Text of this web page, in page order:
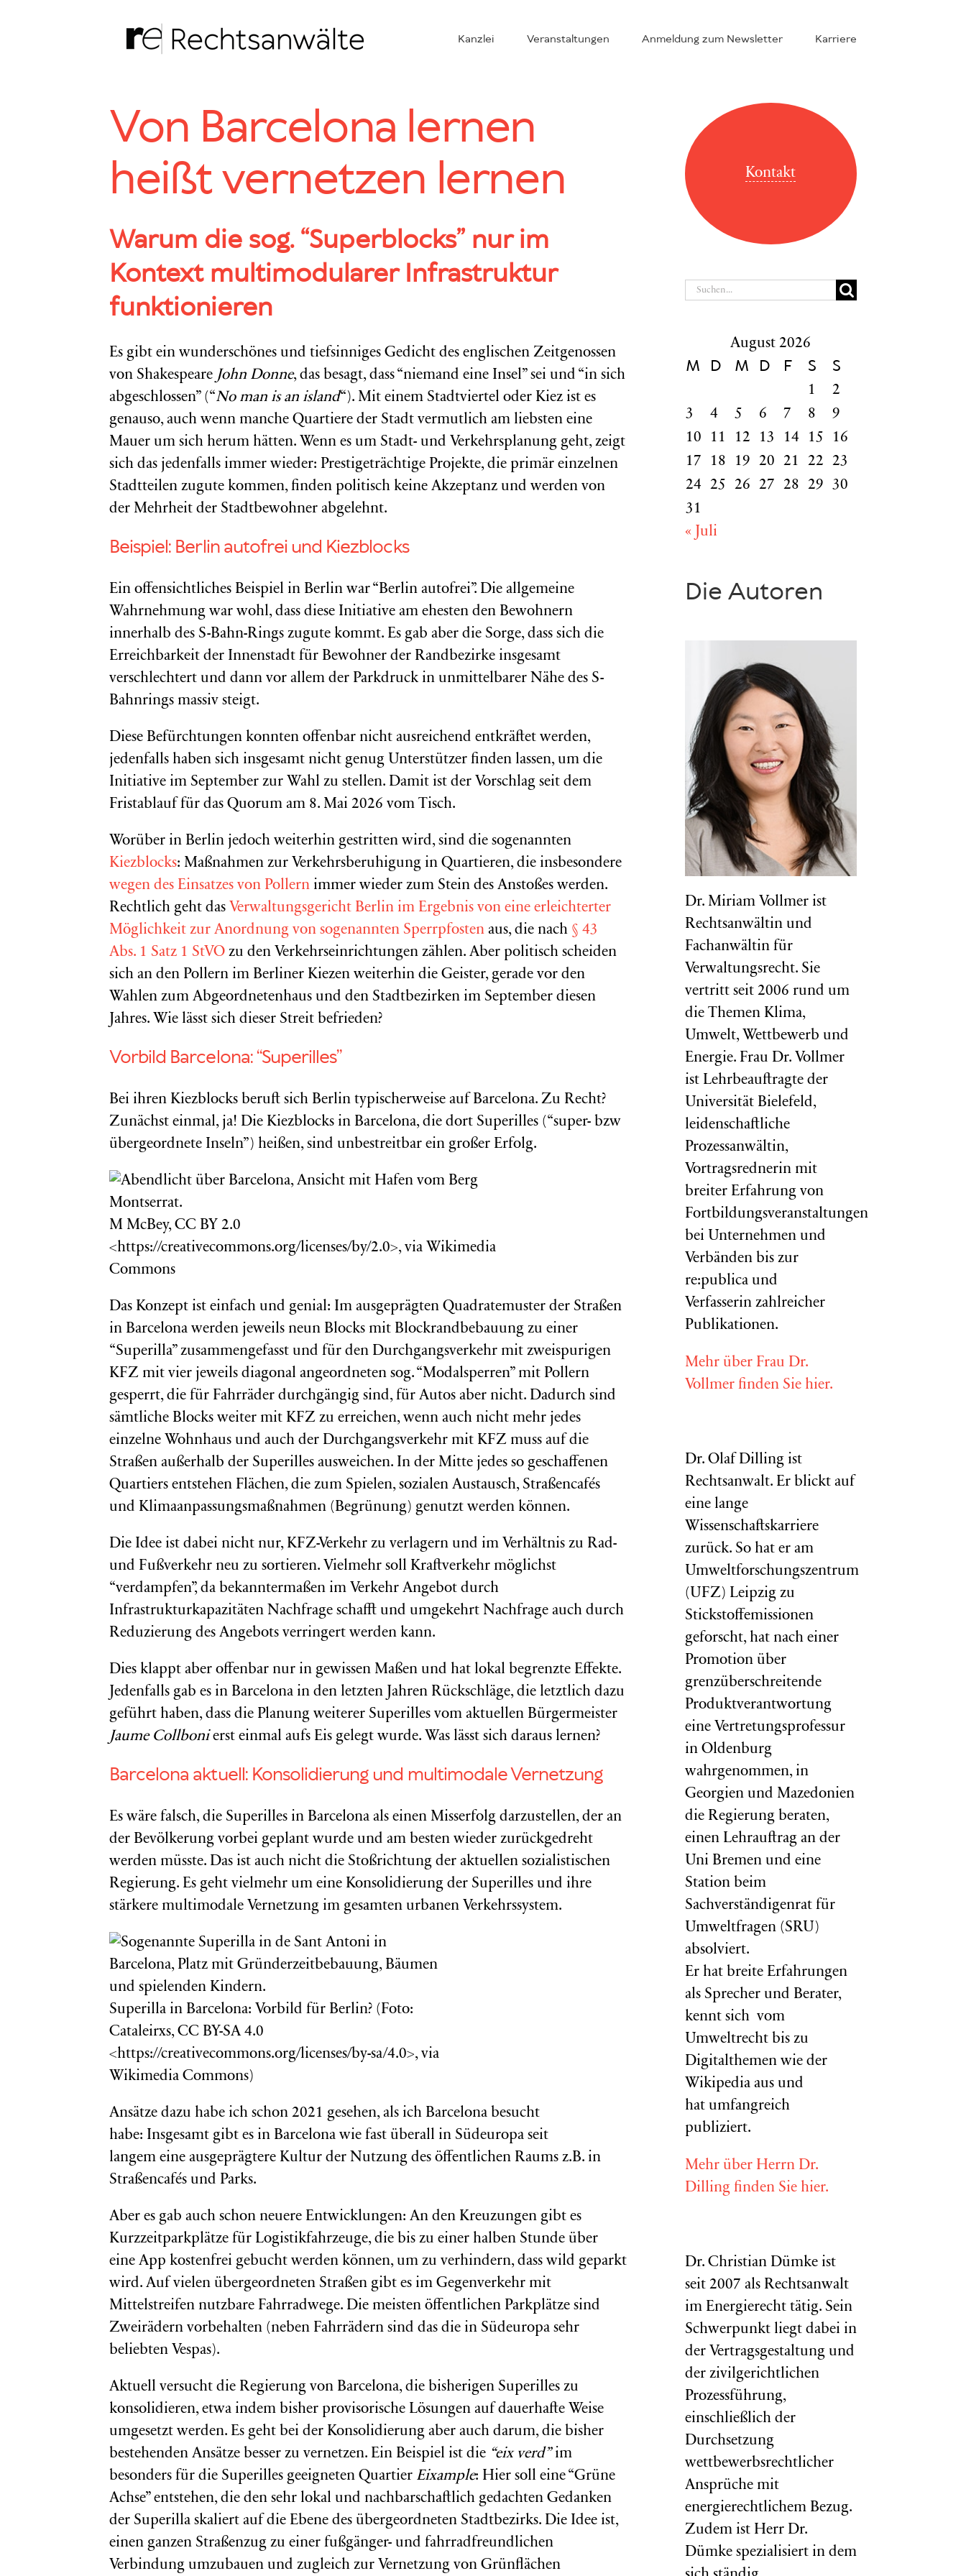
Kanzlei Veranstaltungen Anmeldung zum Newsletter Karriere
Von Barcelona lernen
heißt vernetzen lernen
Warum die sog. “Superblocks” nur im
Kontext multimodularer Infrastruktur
funktionieren
Es gibt ein wunderschönes und tiefsinniges Gedicht des englischen Zeitgenossen
von Shakespeare John Donne, das besagt, dass “niemand eine Insel” sei und “in sich
abgeschlossen” (“No man is an island“). Mit einem Stadtviertel oder Kiez ist es
genauso, auch wenn manche Quartiere der Stadt vermutlich am liebsten eine
Mauer um sich herum hätten. Wenn es um Stadt- und Verkehrsplanung geht, zeigt
sich das jedenfalls immer wieder: Prestigeträchtige Projekte, die primär einzelnen
Stadtteilen zugute kommen, finden politisch keine Akzeptanz und werden von
der Mehrheit der Stadtbewohner abgelehnt.
Beispiel: Berlin autofrei und Kiezblocks
Ein offensichtliches Beispiel in Berlin war “Berlin autofrei”. Die allgemeine
Wahrnehmung war wohl, dass diese Initiative am ehesten den Bewohnern
innerhalb des S-Bahn-Rings zugute kommt. Es gab aber die Sorge, dass sich die
Erreichbarkeit der Innenstadt für Bewohner der Randbezirke insgesamt
verschlechtert und dann vor allem der Parkdruck in unmittelbarer Nähe des S-
Bahnrings massiv steigt.
Diese Befürchtungen konnten offenbar nicht ausreichend entkräftet werden,
jedenfalls haben sich insgesamt nicht genug Unterstützer finden lassen, um die
Initiative im September zur Wahl zu stellen. Damit ist der Vorschlag seit dem
Fristablauf für das Quorum am 8. Mai 2026 vom Tisch.
Worüber in Berlin jedoch weiterhin gestritten wird, sind die sogenannten
Kiezblocks: Maßnahmen zur Verkehrsberuhigung in Quartieren, die insbesondere
wegen des Einsatzes von Pollern immer wieder zum Stein des Anstoßes werden.
Rechtlich geht das Verwaltungsgericht Berlin im Ergebnis von eine erleichterter
Möglichkeit zur Anordnung von sogenannten Sperrpfosten aus, die nach § 43
Abs. 1 Satz 1 StVO zu den Verkehrseinrichtungen zählen. Aber politisch scheiden
sich an den Pollern im Berliner Kiezen weiterhin die Geister, gerade vor den
Wahlen zum Abgeordnetenhaus und den Stadtbezirken im September diesen
Jahres. Wie lässt sich dieser Streit befrieden?
Vorbild Barcelona: “Superilles”
Bei ihren Kiezblocks beruft sich Berlin typischerweise auf Barcelona. Zu Recht?
Zunächst einmal, ja! Die Kiezblocks in Barcelona, die dort Superilles (“super- bzw
übergeordnete Inseln”) heißen, sind unbestreitbar ein großer Erfolg.
M McBey, CC BY 2.0
<https://creativecommons.org/licenses/by/2.0>, via Wikimedia
Commons
Das Konzept ist einfach und genial: Im ausgeprägten Quadratemuster der Straßen
in Barcelona werden jeweils neun Blocks mit Blockrandbebauung zu einer
“Superilla” zusammengefasst und für den Durchgangsverkehr mit zweispurigen
KFZ mit vier jeweils diagonal angeordneten sog. “Modalsperren” mit Pollern
gesperrt, die für Fahrräder durchgängig sind, für Autos aber nicht. Dadurch sind
sämtliche Blocks weiter mit KFZ zu erreichen, wenn auch nicht mehr jedes
einzelne Wohnhaus und auch der Durchgangsverkehr mit KFZ muss auf die
Straßen außerhalb der Superilles ausweichen. In der Mitte jedes so geschaffenen
Quartiers entstehen Flächen, die zum Spielen, sozialen Austausch, Straßencafés
und Klimaanpassungsmaßnahmen (Begrünung) genutzt werden können.
Die Idee ist dabei nicht nur, KFZ-Verkehr zu verlagern und im Verhältnis zu Rad-
und Fußverkehr neu zu sortieren. Vielmehr soll Kraftverkehr möglichst
“verdampfen”, da bekanntermaßen im Verkehr Angebot durch
Infrastrukturkapazitäten Nachfrage schafft und umgekehrt Nachfrage auch durch
Reduzierung des Angebots verringert werden kann.
Dies klappt aber offenbar nur in gewissen Maßen und hat lokal begrenzte Effekte.
Jedenfalls gab es in Barcelona in den letzten Jahren Rückschläge, die letztlich dazu
geführt haben, dass die Planung weiterer Superilles vom aktuellen Bürgermeister
Jaume Collbonierst einmal aufs Eis gelegt wurde. Was lässt sich daraus lernen?
Barcelona aktuell: Konsolidierung und multimodale Vernetzung
Es wäre falsch, die Superilles in Barcelona als einen Misserfolg darzustellen, der an
der Bevölkerung vorbei geplant wurde und am besten wieder zurückgedreht
werden müsste. Das ist auch nicht die Stoßrichtung der aktuellen sozialistischen
Regierung. Es geht vielmehr um eine Konsolidierung der Superilles und ihre
stärkere multimodale Vernetzung im gesamten urbanen Verkehrssystem.
Superilla in Barcelona: Vorbild für Berlin? (Foto:
Cataleirxs, CC BY-SA 4.0
<https://creativecommons.org/licenses/by-sa/4.0>, via
Wikimedia Commons)
Ansätze dazu habe ich schon 2021 gesehen, als ich Barcelona besucht
habe: Insgesamt gibt es in Barcelona wie fast überall in Südeuropa seit
langem eine ausgeprägtere Kultur der Nutzung des öffentlichen Raums z.B. in
Straßencafés und Parks.
Aber es gab auch schon neuere Entwicklungen: An den Kreuzungen gibt es
Kurzzeitparkplätze für Logistikfahrzeuge, die bis zu einer halben Stunde über
eine App kostenfrei gebucht werden können, um zu verhindern, dass wild geparkt
wird. Auf vielen übergeordneten Straßen gibt es im Gegenverkehr mit
Mittelstreifen nutzbare Fahrradwege. Die meisten öffentlichen Parkplätze sind
Zweirädern vorbehalten (neben Fahrrädern sind das die in Südeuropa sehr
beliebten Vespas).
Aktuell versucht die Regierung von Barcelona, die bisherigen Superilles zu
konsolidieren, etwa indem bisher provisorische Lösungen auf dauerhafte Weise
umgesetzt werden. Es geht bei der Konsolidierung aber auch darum, die bisher
bestehenden Ansätze besser zu vernetzen. Ein Beispiel ist die “eix verd”im
besonders für die Superilles geeigneten Quartier Eixample: Hier soll eine “Grüne
Achse” entstehen, die den sehr lokal und nachbarschaftlich gedachten Gedanken
der Superilla skaliert auf die Ebene des übergeordneten Stadtbezirks. Die Idee ist,
einen ganzen Straßenzug zu einer fußgänger- und fahrradfreundlichen
Verbindung umzubauen und zugleich zur Vernetzung von Grünflächen
Kontakt
Suche
August 2026
M D M D F S S
1
2
3
4 5 6 7 8
9
10
11 12 13 14 15
16
17
18 19 20 21 22
23
24
25 26 27 28 29
30
31
« Juli
Die Autoren
Dr. Miriam Vollmer ist
Rechtsanwältin und
Fachanwältin für
Verwaltungsrecht. Sie
vertritt seit 2006 rund um
die Themen Klima,
Umwelt, Wettbewerb und
Energie. Frau Dr. Vollmer
ist Lehrbeauftragte der
Universität Bielefeld,
leidenschaftliche
Prozessanwältin,
Vortragsrednerin mit
breiter Erfahrung von
Fortbildungsveranstaltungen
bei Unternehmen und
Verbänden bis zur
re:publica und
Verfasserin zahlreicher
Publikationen.
Mehr über Frau Dr.
Vollmer finden Sie hier.
Dr. Olaf Dilling ist
Rechtsanwalt. Er blickt auf
eine lange
Wissenschaftskarriere
zurück. So hat er am
Umweltforschungszentrum
(UFZ) Leipzig zu
Stickstoffemissionen
geforscht, hat nach einer
Promotion über
grenzüberschreitende
Produktverantwortung
eine Vertretungsprofessur
in Oldenburg
wahrgenommen, in
Georgien und Mazedonien
die Regierung beraten,
einen Lehrauftrag an der
Uni Bremen und eine
Station beim
Sachverständigenrat für
Umweltfragen (SRU )
absolviert.
Er hat breite Erfahrungen
als Sprecher und Berater,
kennt sich vom
Umweltrecht bis zu
Digitalthemen wie der
Wikipedia aus und
hat umfangreich
publiziert.
Mehr über Herrn Dr.
Dilling finden Sie hier.
Dr. Christian Dümke ist
seit 2007 als Rechtsanwalt
im Energierecht tätig. Sein
Schwerpunkt liegt dabei in
der Vertragsgestaltung und
der zivilgerichtlichen
Prozessführung,
einschließlich der
Durchsetzung
wettbewerbsrechtlicher
Ansprüche mit
energierechtlichem Bezug.
Zudem ist Herr Dr.
Dümke spezialisiert in dem